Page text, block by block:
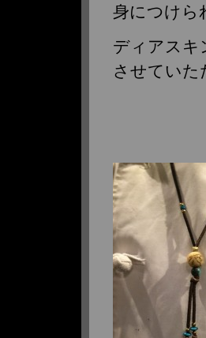
身につけら
ディアスキ
させていた